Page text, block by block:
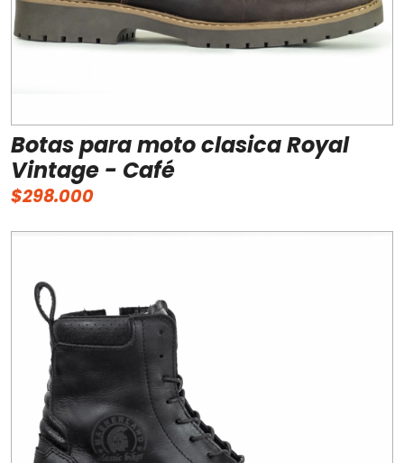
Botas para moto clasica Royal
Vintage - Café
$298.000